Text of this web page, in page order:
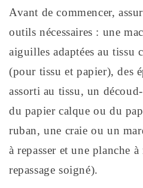
Avant de commencer,
outils nécessaires : une
aiguilles adaptées au tissu
(pour tissu et papier), des
assorti au tissu, un
du papier calque ou du
ruban, une craie ou un
à repasser et une planche
repassage soigné).